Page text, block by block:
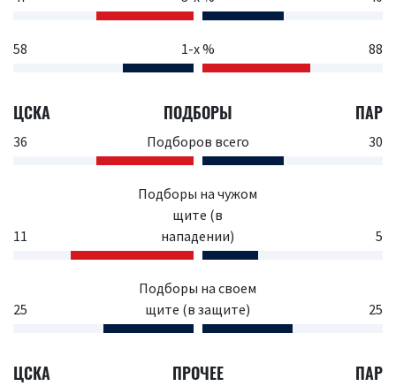
58 1-х % 88
ЦСКА ПОДБОРЫ ПАР
36 Подборов всего 30
11
Подборы на чужом
щите (в
нападении)
5
25
Подборы на своем
щите (в защите)
25
ЦСКА ПРОЧЕЕ ПАР